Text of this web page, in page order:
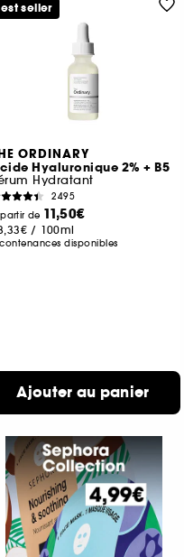
ORDINARY
Hyaluronique 2% + B5
Hydratant
2495
de 11,50€
/ 100ml
disponibles
Ajouter au panier
seller